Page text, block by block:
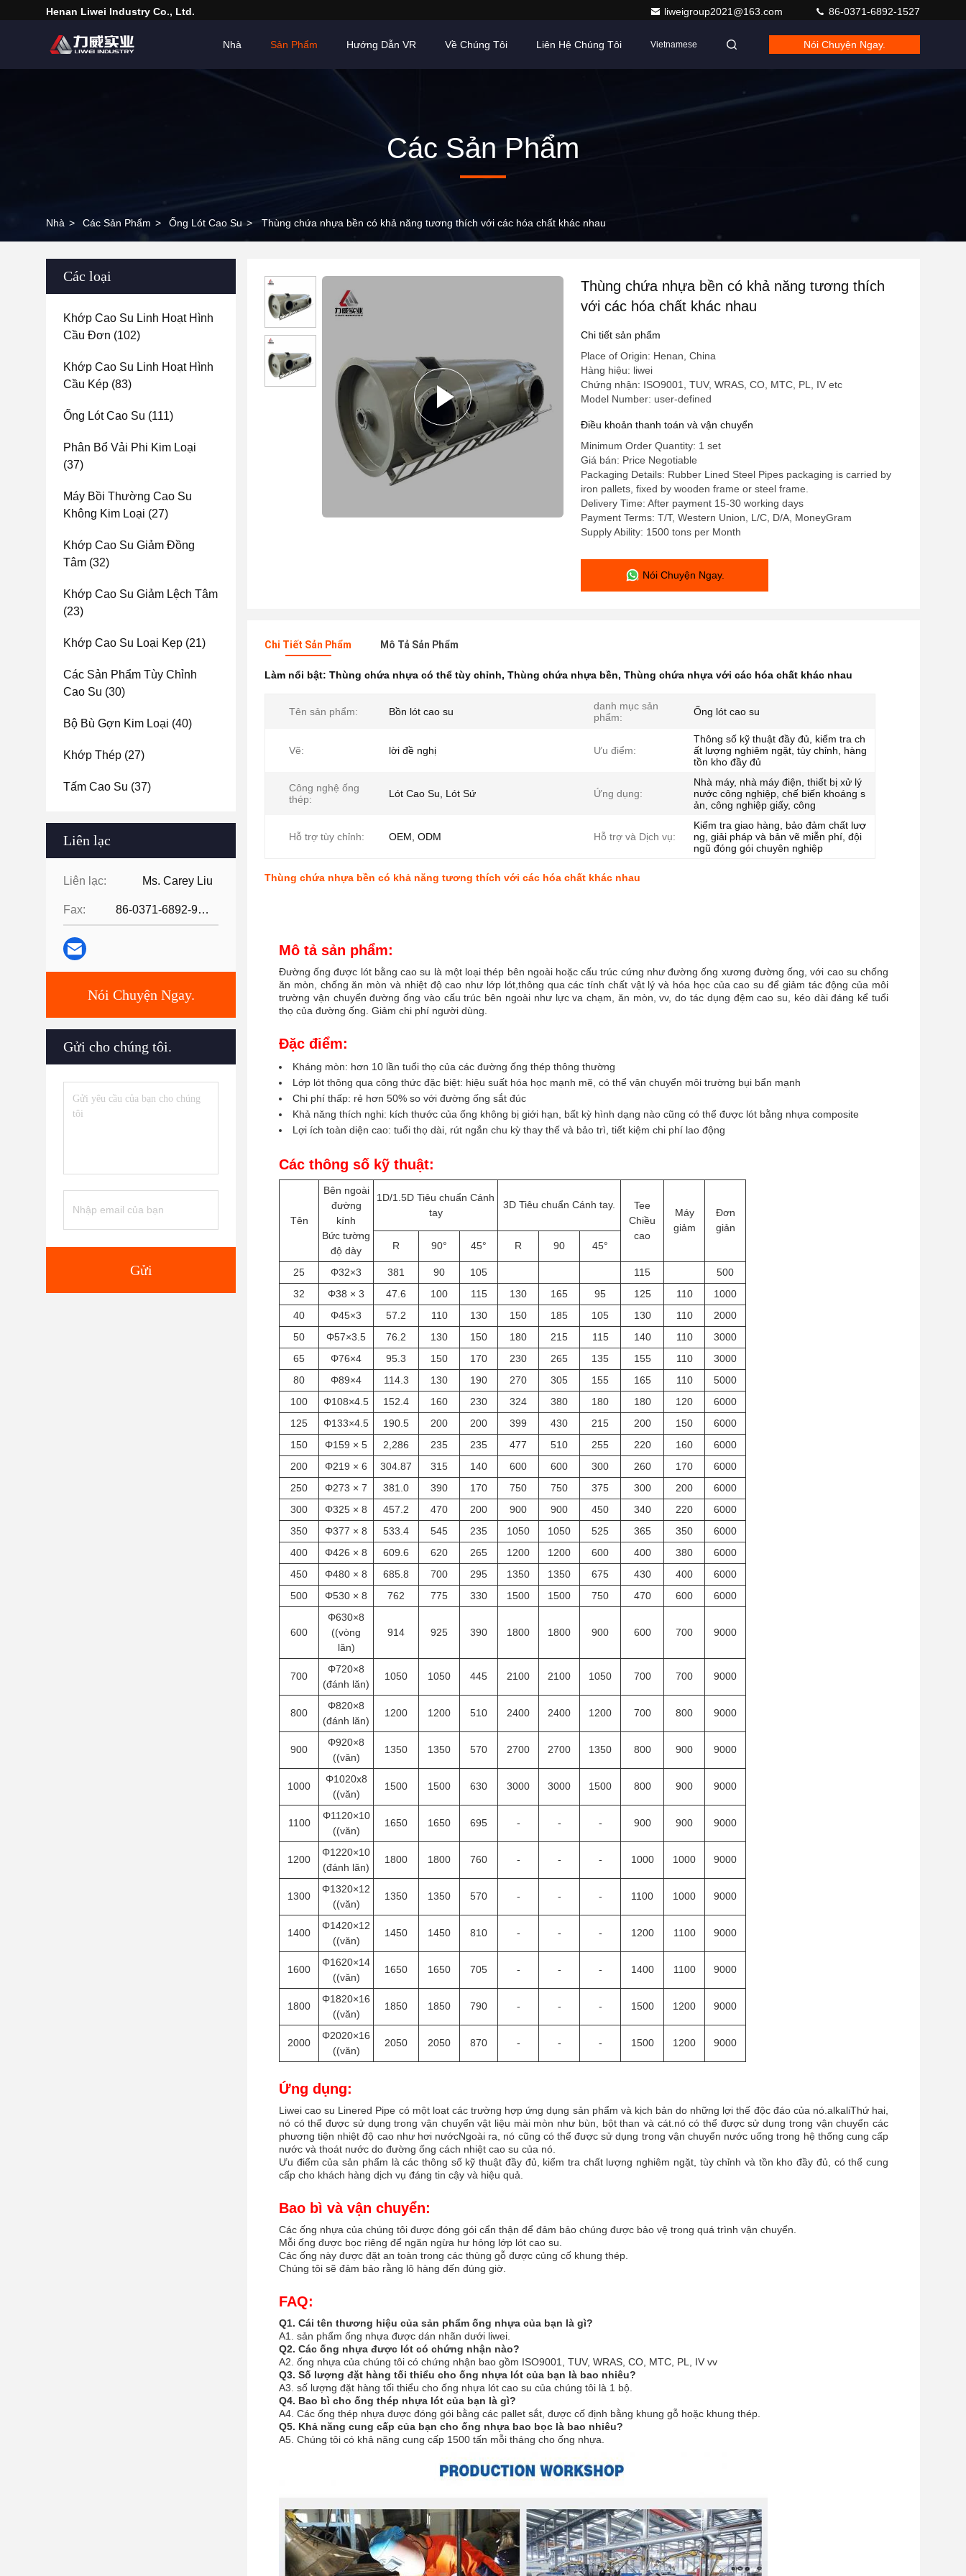
Henan Liwei Industry Co., Ltd. liweigroup2021@163.com 86-0371-6892-1527
Nhà Sản Phẩm Hướng Dẫn VR Về Chúng Tôi Liên Hệ Chúng Tôi Vietnamese Nói Chuyện Ngay.
Các Sản Phẩm
Nhà > Các Sản Phẩm > Ống Lót Cao Su > Thùng chứa nhựa bền có khả năng tương thích với các hóa chất khác nhau
Các loại
Khớp Cao Su Linh Hoạt Hình
Cầu Đơn (102)
Khớp Cao Su Linh Hoạt Hình
Cầu Kép (83)
Ống Lót Cao Su (111)
Phân Bổ Vải Phi Kim Loại
(37)
Máy Bồi Thường Cao Su
Không Kim Loại (27)
Khớp Cao Su Giảm Đồng
Tâm (32)
Khớp Cao Su Giảm Lệch Tâm
(23)
Khớp Cao Su Loại Kẹp (21)
Các Sản Phẩm Tùy Chỉnh
Cao Su (30)
Bộ Bù Gợn Kim Loại (40)
Khớp Thép (27)
Tấm Cao Su (37)
Liên lạc
Liên lạc: Ms. Carey Liu
Fax: 86-0371-6892-9024
Nói Chuyện Ngay.
Gửi cho chúng tôi.
Gửi
Thùng chứa nhựa bền có khả năng tương thích
với các hóa chất khác nhau
Chi tiết sản phẩm
Place of Origin: Henan, China
Hàng hiệu: liwei
Chứng nhận: ISO9001, TUV, WRAS, CO, MTC, PL, IV etc
Model Number: user-defined
Điều khoản thanh toán và vận chuyển
Minimum Order Quantity: 1 set
Giá bán: Price Negotiable
Packaging Details: Rubber Lined Steel Pipes packaging is carried by
iron pallets, fixed by wooden frame or steel frame.
Delivery Time: After payment 15-30 working days
Payment Terms: T/T, Western Union, L/C, D/A, MoneyGram
Supply Ability: 1500 tons per Month
Nói Chuyện Ngay.
Chi Tiết Sản Phẩm Mô Tả Sản Phẩm
Làm nổi bật: Thùng chứa nhựa có thể tùy chỉnh, Thùng chứa nhựa bền, Thùng chứa nhựa với các hóa chất khác nhau
Tên sản phẩm: Bồn lót cao su
danh mục sản
phẩm:
Ống lót cao su
Vẽ: lời đề nghị Ưu điểm:
Thông số kỹ thuật đầy đủ, kiểm tra ch
ất lượng nghiêm ngặt, tùy chỉnh, hàng
tồn kho đầy đủ
Công nghệ ống
thép:
Lót Cao Su, Lót Sứ Ứng dụng:
Nhà máy, nhà máy điện, thiết bị xử lý
nước công nghiệp, chế biến khoáng s
ản, công nghiệp giấy, công
Hỗ trợ tùy chỉnh: OEM, ODM Hỗ trợ và Dịch vụ:
Kiểm tra giao hàng, bảo đảm chất lượ
ng, giải pháp và bản vẽ miễn phí, đội
ngũ đóng gói chuyên nghiệp
Thùng chứa nhựa bền có khả năng tương thích với các hóa chất khác nhau
Mô tả sản phẩm:
Đường ống được lót bằng cao su là một loại thép bên ngoài hoặc cấu trúc cứng như đường ống xương đường ống, với cao su chống
ăn mòn, chống ăn mòn và nhiệt độ cao như lớp lót,thông qua các tính chất vật lý và hóa học của cao su để giảm tác động của môi
trường vận chuyển đường ống vào cấu trúc bên ngoài như lực va chạm, ăn mòn, vv, do tác dụng đệm cao su, kéo dài đáng kể tuổi
thọ của đường ống. Giảm chi phí người dùng.
Đặc điểm:
Kháng mòn: hơn 10 lần tuổi thọ của các đường ống thép thông thường
Lớp lót thông qua công thức đặc biệt: hiệu suất hóa học mạnh mẽ, có thể vận chuyển môi trường bụi bẩn mạnh
Chi phí thấp: rẻ hơn 50% so với đường ống sắt đúc
Khả năng thích nghi: kích thước của ống không bị giới hạn, bất kỳ hình dạng nào cũng có thể được lót bằng nhựa composite
Lợi ích toàn diện cao: tuổi thọ dài, rút ngắn chu kỳ thay thế và bảo trì, tiết kiệm chi phí lao động
Các thông số kỹ thuật:
Tên
Bên ngoài
đường
kính
Bức tường
độ dày
1D/1.5D Tiêu chuẩn Cánh
tay
3D Tiêu chuẩn Cánh tay.
Tee
Chiều
cao
Máy
giảm
Đơn
giản
R
90° 45° R 90 45°
25 Φ32×3 381 90 105 115
500
32
Φ38 × 3 47.6 100 115 130 165 95 125 110
1000
40
Φ45×3 57.2 110 130 150 185 105 130 110
2000
50
Φ57×3.5 76.2 130 150 180 215 115 140 110
3000
65
Φ76×4 95.3 150 170 230 265 135 155 110
3000
80
Φ89×4 114.3 130 190 270 305 155 165 110
5000
100
Φ108×4.5 152.4 160 230 324 380 180 180 120
6000
125
Φ133×4.5 190.5 200 200 399 430 215 200 150
6000
150
Φ159 × 5 2,286 235 235 477 510 255 220 160
6000
200
Φ219 × 6 304.87 315 140 600 600 300 260 170
6000
250
Φ273 × 7 381.0 390 170 750 750 375 300 200
6000
300
Φ325 × 8 457.2 470 200 900 900 450 340 220
6000
350
Φ377 × 8 533.4 545 235 1050 1050 525 365 350
6000
400
Φ426 × 8 609.6 620 265 1200 1200 600 400 380
6000
450
Φ480 × 8 685.8 700 295 1350 1350 675 430 400
6000
500
Φ530 × 8 762 775 330 1500 1500 750 470 600 6000
600
Φ630×8
((vòng
lăn)
914 925 390 1800 1800 900 600 700 9000
700
Φ720×8
(đánh lăn)
1050 1050 445 2100 2100 1050 700 700 9000
800
Φ820×8
(đánh lăn)
1200 1200 510 2400 2400 1200 700 800 9000
900
Φ920×8
((văn)
1350 1350 570 2700 2700 1350 800 900 9000
1000
Φ1020x8
((văn)
1500 1500 630 3000 3000 1500 800 900 9000
1100
Φ1120×10
((văn)
1650 1650 695 - - - 900 900 9000
1200
Φ1220×10
(đánh lăn)
1800 1800 760 - - - 1000 1000 9000
1300
Φ1320×12
((văn)
1350 1350 570 - - - 1100 1000 9000
1400
Φ1420×12
((văn)
1450 1450 810 - - - 1200 1100 9000
1600
Φ1620×14
((văn)
1650 1650 705 - - - 1400 1100 9000
1800
Φ1820×16
((văn)
1850 1850 790 - - - 1500 1200 9000
2000
Φ2020×16
((văn)
2050 2050 870 - - - 1500 1200 9000
Ứng dụng:
Liwei cao su Linered Pipe có một loạt các trường hợp ứng dụng sản phẩm và kịch bản do những lợi thế độc đáo của nó.alkaliThứ hai,
nó có thể được sử dụng trong vận chuyển vật liệu mài mòn như bùn, bột than và cát.nó có thể được sử dụng trong vận chuyển các
phương tiện nhiệt độ cao như hơi nướcNgoài ra, nó cũng có thể được sử dụng trong vận chuyển nước uống trong hệ thống cung cấp
nước và thoát nước do đường ống cách nhiệt cao su của nó.
Ưu điểm của sản phẩm là các thông số kỹ thuật đầy đủ, kiểm tra chất lượng nghiêm ngặt, tùy chỉnh và tồn kho đầy đủ, có thể cung
cấp cho khách hàng dịch vụ đáng tin cậy và hiệu quả.
Bao bì và vận chuyển:
Các ống nhựa của chúng tôi được đóng gói cẩn thận để đảm bảo chúng được bảo vệ trong quá trình vận chuyển.
Mỗi ống được bọc riêng để ngăn ngừa hư hỏng lớp lót cao su.
Các ống này được đặt an toàn trong các thùng gỗ được củng cố khung thép.
Chúng tôi sẽ đảm bảo rằng lô hàng đến đúng giờ.
FAQ:
Q1. Cái tên thương hiệu của sản phẩm ống nhựa của bạn là gì?
A1. sản phẩm ống nhựa được dán nhãn dưới liwei.
Q2. Các ống nhựa được lót có chứng nhận nào?
A2. ống nhựa của chúng tôi có chứng nhận bao gồm ISO9001, TUV, WRAS, CO, MTC, PL, IV vv
Q3. Số lượng đặt hàng tối thiểu cho ống nhựa lót của bạn là bao nhiêu?
A3. số lượng đặt hàng tối thiểu cho ống nhựa lót cao su của chúng tôi là 1 bộ.
Q4. Bao bì cho ống thép nhựa lót của bạn là gì?
A4. Các ống thép nhựa được đóng gói bằng các pallet sắt, được cố định bằng khung gỗ hoặc khung thép.
Q5. Khả năng cung cấp của bạn cho ống nhựa bao bọc là bao nhiêu?
A5. Chúng tôi có khả năng cung cấp 1500 tấn mỗi tháng cho ống nhựa.